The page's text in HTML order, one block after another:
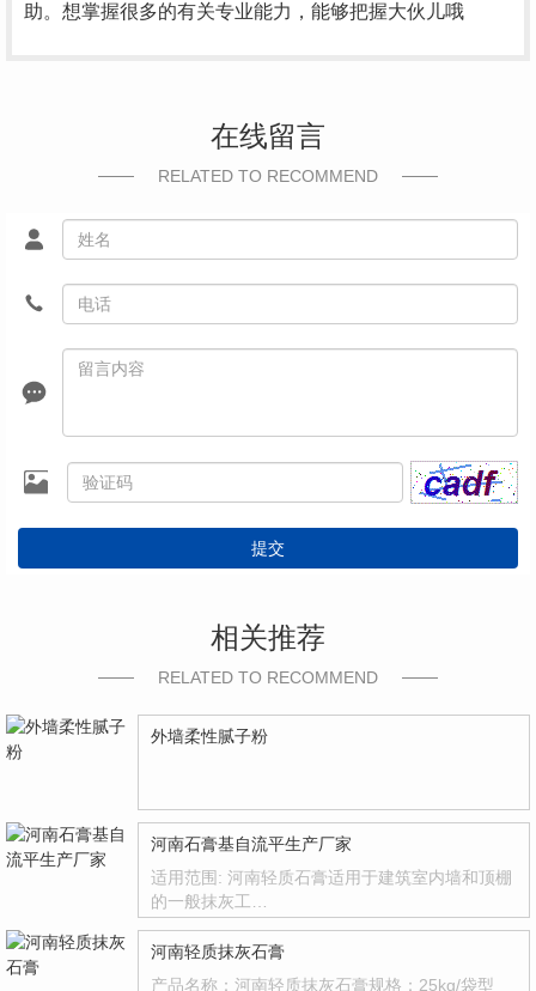
助。想掌握很多的有关专业能力，能够把握大伙儿哦
在线留言
RELATED TO RECOMMEND
提交
相关推荐
RELATED TO RECOMMEND
外墙柔性腻子粉
河南石膏基自流平生产厂家
适用范围: 河南轻质石膏适用于建筑室内墙和顶棚
的一般抹灰工…
河南轻质抹灰石膏
产品名称：河南轻质抹灰石膏规格：25kg/袋型